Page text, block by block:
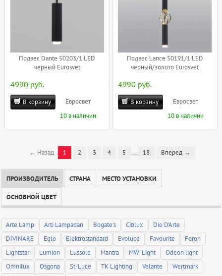
Подвес Dante 50203/1 LED
черный Eurosvet
4990 руб.
В корзину
Евросвет
10 в наличии
Подвес Lance 50191/1 LED
черный/золото Eurosvet
4990 руб.
В корзину
Евросвет
10 в наличии
← Назад 1 2 3 4 5 ... 18 Вперед →
ПРОИЗВОДИТЕЛЬ СТРАНА МЕСТО УСТАНОВКИ
ОСНОВНОЙ ЦВЕТ
Arte Lamp Arti Lampadari Bogate's Citilux
Dio D'Arte
DIVINARE
Eglo Elektrostandard Evoluce Favourite
Feron
Lightstar
Lumion Lussole Mantra MW-Light
Odeon light
Omnilux
Osgona St-Luce TK Lighting Velante
Wertmark